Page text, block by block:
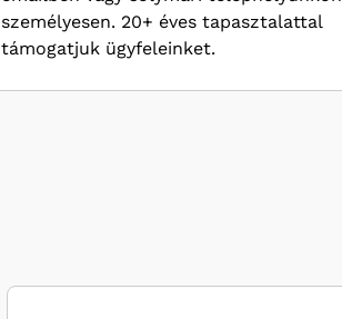
személyesen. 20+ éves tapasztalattal
támogatjuk ügyfeleinket.